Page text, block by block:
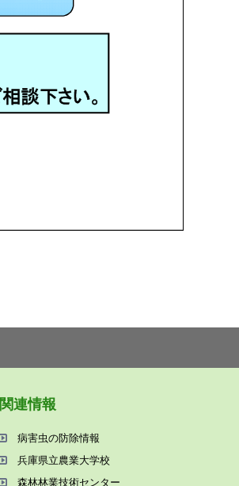
関連情報
病害⾍の防除情報
兵庫県⽴農業⼤学校
森林林業技術センター